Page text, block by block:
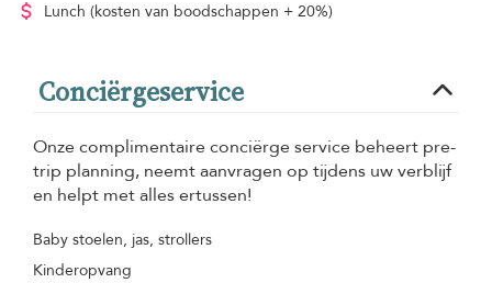
Lunch (kosten van boodschappen + 20%)
Conciërgeservice
Onze complimentaire conciërge service beheert pre-
trip planning, neemt aanvragen op tijdens uw verblijf
en helpt met alles ertussen!
Baby stoelen, jas, strollers
Kinderopvang